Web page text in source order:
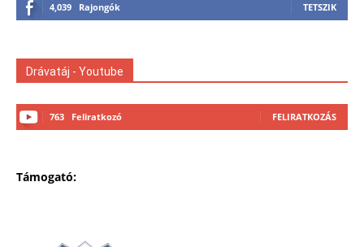
4,039 Rajongók TETSZIK
Drávatáj - Youtube
763 Feliratkozó FELIRATKOZÁS
Támogató: